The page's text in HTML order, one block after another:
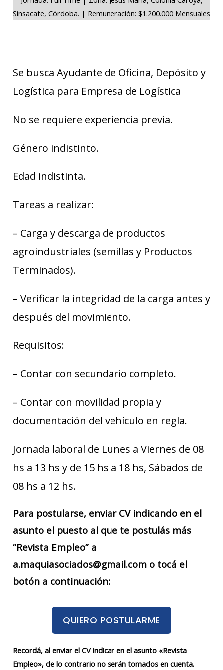
Sinsacate, Córdoba. | Remuneración: $1.200.000 Mensuales
Se busca Ayudante de Oficina, Depósito y
Logística para Empresa de Logística
No se requiere experiencia previa.
Género indistinto.
Edad indistinta.
Tareas a realizar:
– Carga y descarga de productos
agroindustriales (semillas y Productos
Terminados).
– Verificar la integridad de la carga antes y
después del movimiento.
Requisitos:
– Contar con secundario completo.
– Contar con movilidad propia y
documentación del vehículo en regla.
Jornada laboral de Lunes a Viernes de 08
hs a 13 hs y de 15 hs a 18 hs, Sábados de
08 hs a 12 hs.
Para postularse, enviar CV indicando en el
asunto el puesto al que te postulás más
“Revista Empleo” a
a.maquiasociados@gmail.com o tocá el
botón a continuación:
QUIERO POSTULARME
Recordá, al enviar el CV indicar en el asunto «Revista
Empleo», de lo contrario no serán tomados en cuenta.